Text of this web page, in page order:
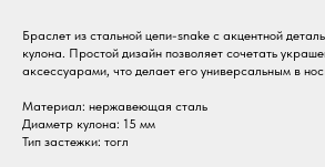
Браслет из стальной цепи-snake с акцентной
кулона. Простой дизайн позволяет сочетать
аксессуарами, что делает его универсальным в
Материал: нержавеющая сталь
Диаметр кулона: 15 мм
Тип застежки: тогл
+7 (932) 604-07-83
What’s App
ГИД ПО САЙТУ
Ирина
,
ПОДДЕРЖКА КЛИЕНТОВ